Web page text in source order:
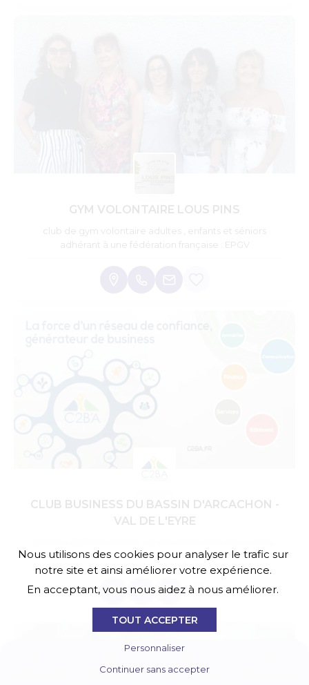
GYM VOLONTAIRE LOUS PINS
club de gym volontaire adultes , enfants et séniors
adhérant à une fédération française : EPGV
CLUB BUSINESS DU BASSIN D'ARCACHON -
VAL DE L'EYRE
constitué de professionnels expérimentés
Agenda E-boutique
Nous utilisons des cookies pour analyser le trafic sur
notre site et ainsi améliorer votre expérience.
En acceptant, vous nous aidez à nous améliorer.
TOUT ACCEPTER
Personnaliser
Continuer sans accepter